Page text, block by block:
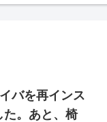
バを再インス
た。あと、椅